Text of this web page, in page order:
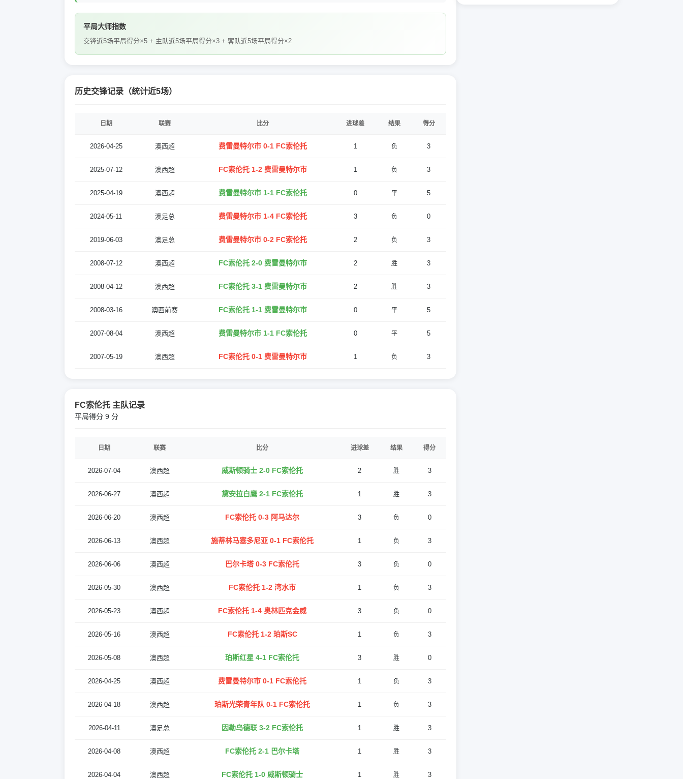
平局大师指数
交锋近5场平局得分×5 + 主队近5场平局得分×3 + 客队近5场平局得分×2
历史交锋记录（统计近5场）
日期 联赛 比分 进球差 结果 得分
2026-04-25 澳西超 费雷曼特尔市 0-1 FC索伦托 1 负 3
2025-07-12 澳西超 FC索伦托 1-2 费雷曼特尔市 1 负 3
2025-04-19 澳西超 费雷曼特尔市 1-1 FC索伦托 0 平 5
2024-05-11 澳足总 费雷曼特尔市 1-4 FC索伦托 3 负 0
2019-06-03 澳足总 费雷曼特尔市 0-2 FC索伦托 2 负 3
2008-07-12 澳西超 FC索伦托 2-0 费雷曼特尔市 2 胜 3
2008-04-12 澳西超 FC索伦托 3-1 费雷曼特尔市 2 胜 3
2008-03-16 澳西前赛 FC索伦托 1-1 费雷曼特尔市 0 平 5
2007-08-04 澳西超 费雷曼特尔市 1-1 FC索伦托 0 平 5
2007-05-19 澳西超 FC索伦托 0-1 费雷曼特尔市 1 负 3
FC索伦托 主队记录
平局得分 9 分
日期 联赛 比分 进球差 结果 得分
2026-07-04 澳西超 威斯顿骑士 2-0 FC索伦托 2 胜 3
2026-06-27 澳西超 黛安拉白鹰 2-1 FC索伦托 1 胜 3
2026-06-20 澳西超 FC索伦托 0-3 阿马达尔 3 负 0
2026-06-13 澳西超 施蒂林马塞多尼亚 0-1 FC索伦托 1 负 3
2026-06-06 澳西超 巴尔卡塔 0-3 FC索伦托 3 负 0
2026-05-30 澳西超 FC索伦托 1-2 湾水市 1 负 3
2026-05-23 澳西超 FC索伦托 1-4 奥林匹克金威 3 负 0
2026-05-16 澳西超 FC索伦托 1-2 珀斯SC 1 负 3
2026-05-08 澳西超 珀斯红星 4-1 FC索伦托 3 胜 0
2026-04-25 澳西超 费雷曼特尔市 0-1 FC索伦托 1 负 3
2026-04-18 澳西超 珀斯光荣青年队 0-1 FC索伦托 1 负 3
2026-04-11 澳足总 因勒乌德联 3-2 FC索伦托 1 胜 3
2026-04-08 澳西超 FC索伦托 2-1 巴尔卡塔 1 胜 3
2026-04-04 澳西超 FC索伦托 1-0 威斯顿骑士 1 胜 3